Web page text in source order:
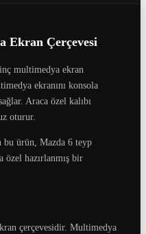
Ekran Çerçevesi
multimedya ekran
ekranını konsola
Araca özel kalıbı
oturur.
bu ürün, Mazda 6 teyp
özel hazırlanmış bir
çerçevesidir. Multimedya